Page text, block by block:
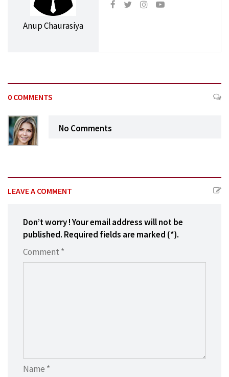
Anup Chaurasiya
0 COMMENTS
No Comments
LEAVE A COMMENT
Don’t worry ! Your email address will not be
published. Required fields are marked (*).
Comment *
Name *